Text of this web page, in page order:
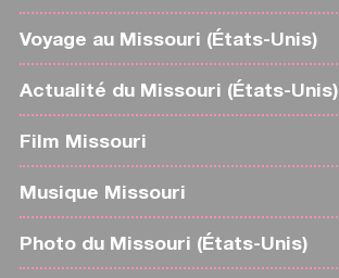
Voyage au Missouri (États-Unis)
Actualité du Missouri (États-Unis)
Film Missouri
Musique Missouri
Photo du Missouri (États-Unis)